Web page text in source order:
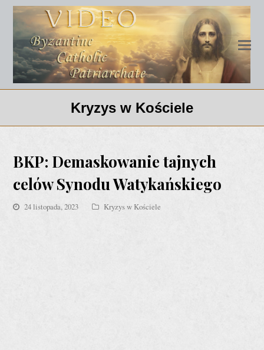
Kryzys w Kościele
BKP: Demaskowanie tajnych
celów Synodu Watykańskiego
24 listopada, 2023 Kryzys w Kościele